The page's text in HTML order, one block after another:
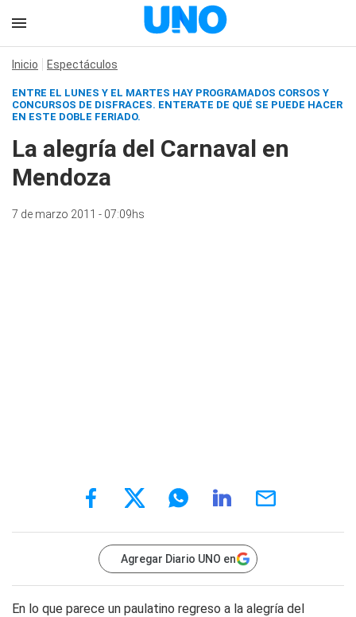
Inicio Espectáculos
ENTRE EL LUNES Y EL MARTES HAY PROGRAMADOS CORSOS Y
CONCURSOS DE DISFRACES. ENTERATE DE QUÉ SE PUEDE HACER
EN ESTE DOBLE FERIADO.
La alegría del Carnaval en
Mendoza
7 de marzo 2011 - 07:09hs
Agregar Diario UNO en
En lo que parece un paulatino regreso a la alegría del